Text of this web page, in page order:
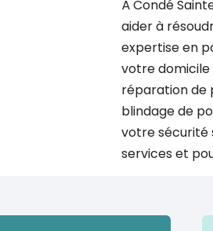
À Condé
aider à
expertise en
votre
réparation de
blindage de
votre sécurité
services et